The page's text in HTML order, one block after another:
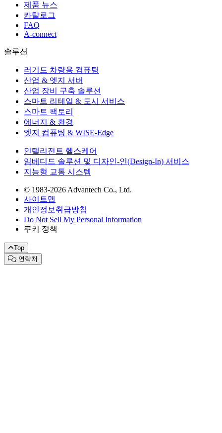
제품 뉴스
카탈로그
FAQ
A-connect
솔루션
러기드 차량용 컴퓨팅
산업 & 엣지 서버
산업 장비 구축 솔루션
스마트 리테일 & 도시 서비스
스마트 팩토리
에너지 & 환경
엣지 컴퓨팅 & WISE-Edge
인텔리전트 헬스케어
임베디드 솔루션 및 디자인-인(Design-In) 서비스
지능형 교통 시스템
© 1983-2026 Advantech Co., Ltd.
사이트맵
개인정보취급방침
Do Not Sell My Personal Information
쿠키 정책
Top
연락처